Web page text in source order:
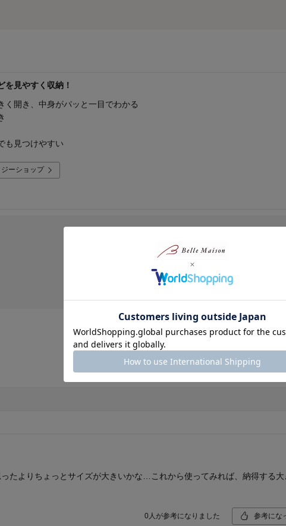
を見やすく収納！
く開き、中身がパッと一目でわかる
も見つけやすい
ーショップ
たよりちょっとサイズが大きいかな…これから使ってみれば、納得する大
0 人が参考になりました 参考にな